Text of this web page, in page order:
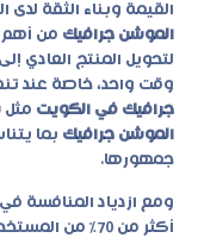
القيمة وبناء الثقة
الموشن جرافيك من أهم
لتحويل المنتج العادي
وقت واحد، خاصة عند
جرافيك في الكويت مثل
الموشن جرافيك بما
جمهورها.
ومع ازدياد المنافسة
أكثر من 70٪ من